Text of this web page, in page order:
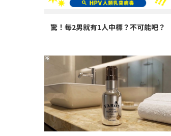
驚！每2男就有1人中標？不可能吧？
PR